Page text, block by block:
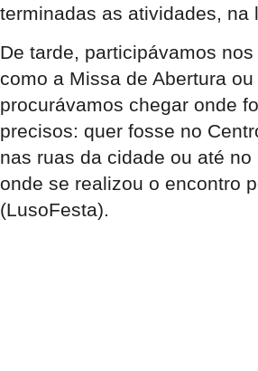
terminadas as atividades, na
De tarde, participávamos nos
como a Missa de Abertura
procurávamos chegar onde
precisos: quer fosse no
nas ruas da cidade ou até no
onde se realizou o encontro
(LusoFesta).